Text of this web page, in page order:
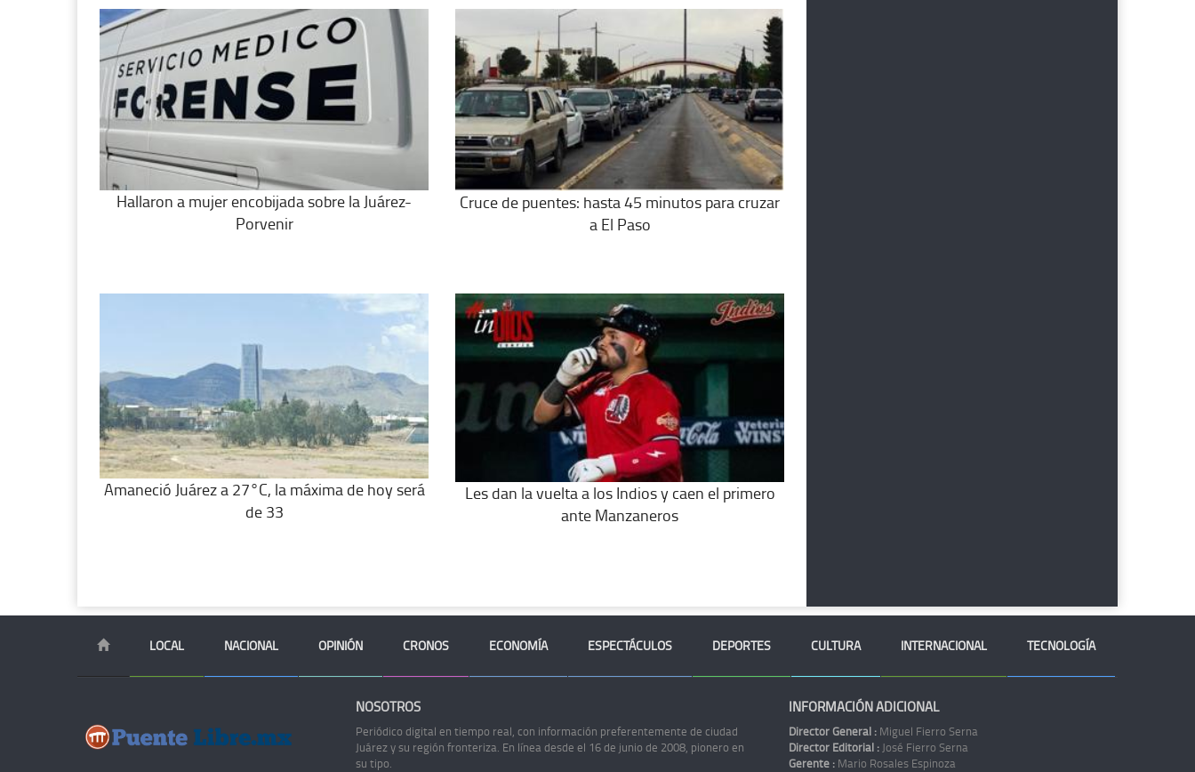
Hallaron a mujer encobijada sobre la Juárez-
Porvenir
Cruce de puentes: hasta 45 minutos para cruzar
a El Paso
Amaneció Juárez a 27°C, la máxima de hoy será
de 33
Les dan la vuelta a los Indios y caen el primero
ante Manzaneros
LOCAL NACIONAL OPINIÓN CRONOS ECONOMÍA ESPECTÁCULOS DEPORTES CULTURA INTERNACIONAL TECNOLOGÍA
NOSOTROS
Periódico digital en tiempo real, con información preferentemente de ciudad
Juárez y su región fronteriza. En línea desde el 16 de junio de 2008, pionero en
su tipo.
INFORMACIÓN ADICIONAL
Director General : Miguel Fierro Serna
Director Editorial : José Fierro Serna
Gerente : Mario Rosales Espinoza